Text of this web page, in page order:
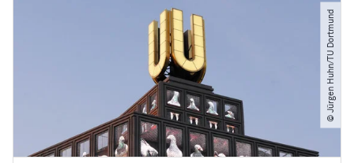
© Jürgen Huhn​/​TU Dortmund